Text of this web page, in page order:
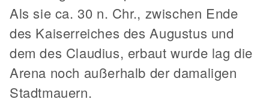
Als sie ca. 30 n. Chr., zwischen Ende
des Kaiserreiches des Augustus und
dem des Claudius, erbaut wurde lag die
Arena noch außerhalb der damaligen
Stadtmauern.